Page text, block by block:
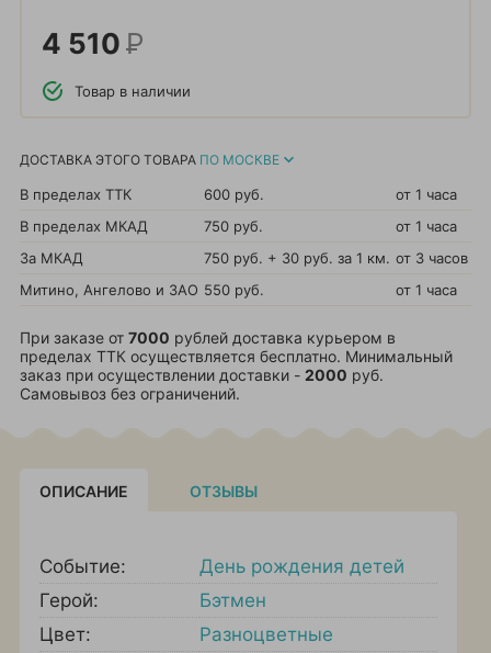
4 510Р
Товар в наличии
ДОСТАВКА ЭТОГО ТОВАРА ПО МОСКВЕ
В пределах ТТК 600 руб.
от 1 часа
В пределах МКАД
750 руб.
от 1 часа
За МКАД
750 руб. + 30 руб. за 1 км. от 3 часов
Митино, Ангелово и ЗАО 550 руб. от 1 часа
При заказе от 7000 рублей доставка курьером в
пределах ТТК осуществляется бесплатно. Минимальный
заказ при осуществлении доставки - 2000 руб.
Самовывоз без ограничений.
ОПИСАНИЕ ОТЗЫВЫ
Событие:
День рождения детей
Герой:
Бэтмен
Цвет:
Разноцветные